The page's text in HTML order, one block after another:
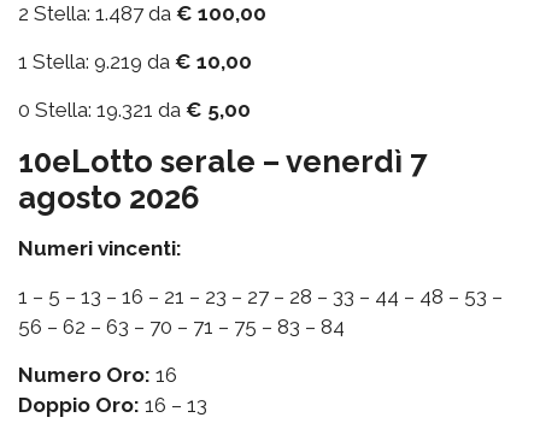
2 Stella: 1.487 da € 100,00
1 Stella: 9.219 da € 10,00
0 Stella: 19.321 da € 5,00
10eLotto serale – venerdì 7
agosto 2026
Numeri vincenti:
1 – 5 – 13 – 16 – 21 – 23 – 27 – 28 – 33 – 44 – 48 – 53 –
56 – 62 – 63 – 70 – 71 – 75 – 83 – 84
Numero Oro: 16
Doppio Oro: 16 – 13